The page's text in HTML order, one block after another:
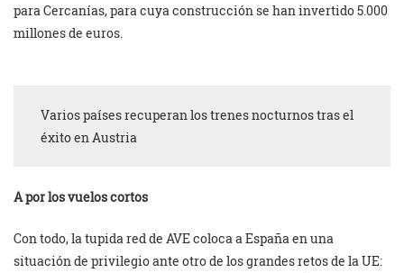
para Cercanías, para cuya construcción se han invertido 5.000
millones de euros.
Varios países recuperan los trenes nocturnos tras el
éxito en Austria
A por los vuelos cortos
Con todo, la tupida red de AVE coloca a España en una
situación de privilegio ante otro de los grandes retos de la UE: